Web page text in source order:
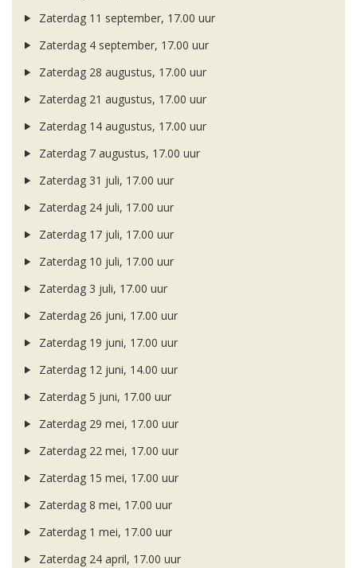
Zaterdag 11 september, 17.00 uur
Zaterdag 4 september, 17.00 uur
Zaterdag 28 augustus, 17.00 uur
Zaterdag 21 augustus, 17.00 uur
Zaterdag 14 augustus, 17.00 uur
Zaterdag 7 augustus, 17.00 uur
Zaterdag 31 juli, 17.00 uur
Zaterdag 24 juli, 17.00 uur
Zaterdag 17 juli, 17.00 uur
Zaterdag 10 juli, 17.00 uur
Zaterdag 3 juli, 17.00 uur
Zaterdag 26 juni, 17.00 uur
Zaterdag 19 juni, 17.00 uur
Zaterdag 12 juni, 14.00 uur
Zaterdag 5 juni, 17.00 uur
Zaterdag 29 mei, 17.00 uur
Zaterdag 22 mei, 17.00 uur
Zaterdag 15 mei, 17.00 uur
Zaterdag 8 mei, 17.00 uur
Zaterdag 1 mei, 17.00 uur
Zaterdag 24 april, 17.00 uur